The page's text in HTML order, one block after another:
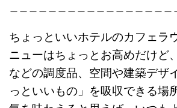
＿＿＿＿＿＿＿＿＿＿＿＿＿＿＿＿＿
ちょっといいホテルのカフェラ
ニューはちょっとお高めだけど
などの調度品、空間や建築デザ
っといいもの」を吸収できる場